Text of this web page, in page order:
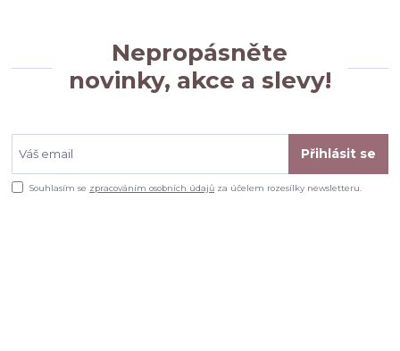
Nepropásněte
novinky, akce a slevy!
Přihlásit se
Souhlasím se zpracováním osobních údajů za účelem rozesílky newsletteru.